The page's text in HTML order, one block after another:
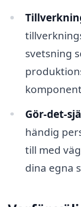
svetsning
Gör-det-
händig
till med
dina egna